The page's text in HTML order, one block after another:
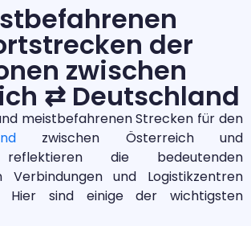
der
zwischen
⇄ Deutschland
meistbefahrenen Strecken für den
zwischen Österreich und
reflektieren die bedeutenden
Verbindungen und Logistikzentren
Hier sind einige der wichtigsten